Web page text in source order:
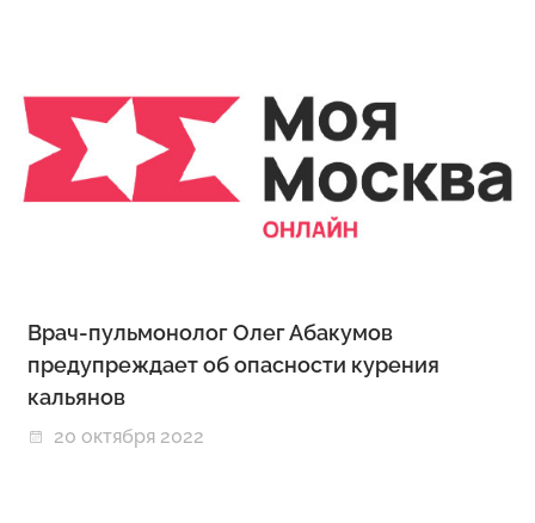
Врач-пульмонолог Олег Абакумов
предупреждает об опасности курения
кальянов
20 октября 2022